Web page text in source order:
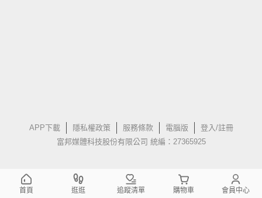
APP下載 隱私權政策 服務條款 電腦版
登入/註冊
富邦媒體科技股份有限公司 統編：27365925
首頁 逛逛 追蹤清單 購物車 會員中心